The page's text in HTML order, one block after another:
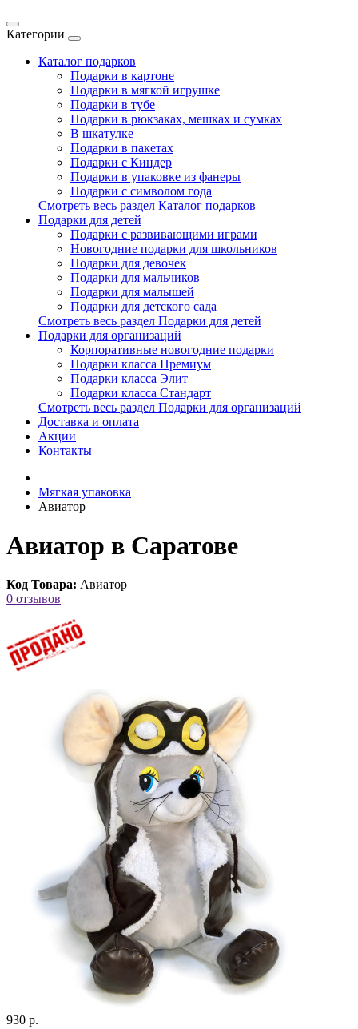
Категории
Каталог подарков
Подарки в картоне
Подарки в мягкой игрушке
Подарки в тубе
Подарки в рюкзаках, мешках и сумках
В шкатулке
Подарки в пакетах
Подарки с Киндер
Подарки в упаковке из фанеры
Подарки с символом года
Смотреть весь раздел Каталог подарков
Подарки для детей
Подарки с развивающими играми
Новогодние подарки для школьников
Подарки для девочек
Подарки для мальчиков
Подарки для малышей
Подарки для детского сада
Смотреть весь раздел Подарки для детей
Подарки для организаций
Корпоративные новогодние подарки
Подарки класса Премиум
Подарки класса Элит
Подарки класса Стандарт
Смотреть весь раздел Подарки для организаций
Доставка и оплата
Акции
Контакты
Мягкая упаковка
Авиатор
Авиатор в Саратове
Код Товара: Авиатор
0 отзывов
930 р.